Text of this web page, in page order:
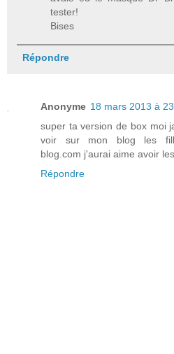
tester!
Bises
Répondre
Anonyme 18 mars 2013 à
super ta version de box moi
voir sur mon blog les fille
blog.com j'aurai aime avoir
Répondre